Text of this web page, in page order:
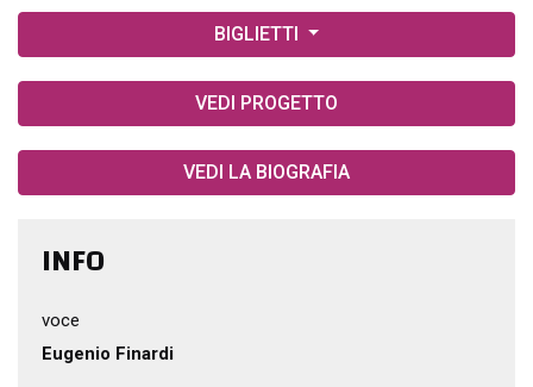
BIGLIETTI
VEDI PROGETTO
VEDI LA BIOGRAFIA
INFO
voce
Eugenio Finardi